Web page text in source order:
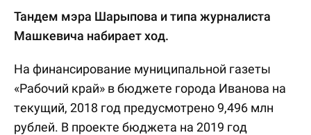
Тандем мэра Шарыпова и типа журналиста
Машкевича набирает ход.
На финансирование муниципальной газеты
«Рабочий край» в бюджете города Иванова на
текущий, 2018 год предусмотрено 9,496 млн
рублей. В проекте бюджета на 2019 год